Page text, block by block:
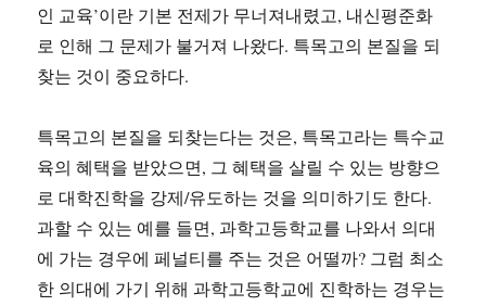
인 교육’이란 기본 전제가 무너져내렸고, 내신평준화
로 인해 그 문제가 불거져 나왔다. 특목고의 본질을 되
찾는 것이 중요하다.
특목고의 본질을 되찾는다는 것은, 특목고라는 특수교
육의 혜택을 받았으면, 그 혜택을 살릴 수 있는 방향으
로 대학진학을 강제/유도하는 것을 의미하기도 한다.
과할 수 있는 예를 들면, 과학고등학교를 나와서 의대
에 가는 경우에 페널티를 주는 것은 어떨까? 그럼 최소
한 의대에 가기 위해 과학고등학교에 진학하는 경우는